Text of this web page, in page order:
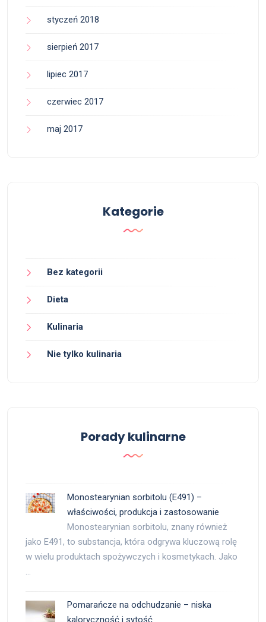
styczeń 2018
sierpień 2017
lipiec 2017
czerwiec 2017
maj 2017
Kategorie
Bez kategorii
Dieta
Kulinaria
Nie tylko kulinaria
Porady kulinarne
Monostearynian sorbitolu (E491) –
właściwości, produkcja i zastosowanie
Monostearynian sorbitolu, znany również
jako E491, to substancja, która odgrywa kluczową rolę
w wielu produktach spożywczych i kosmetykach. Jako
…
Pomarańcze na odchudzanie – niska
kaloryczność i sytość